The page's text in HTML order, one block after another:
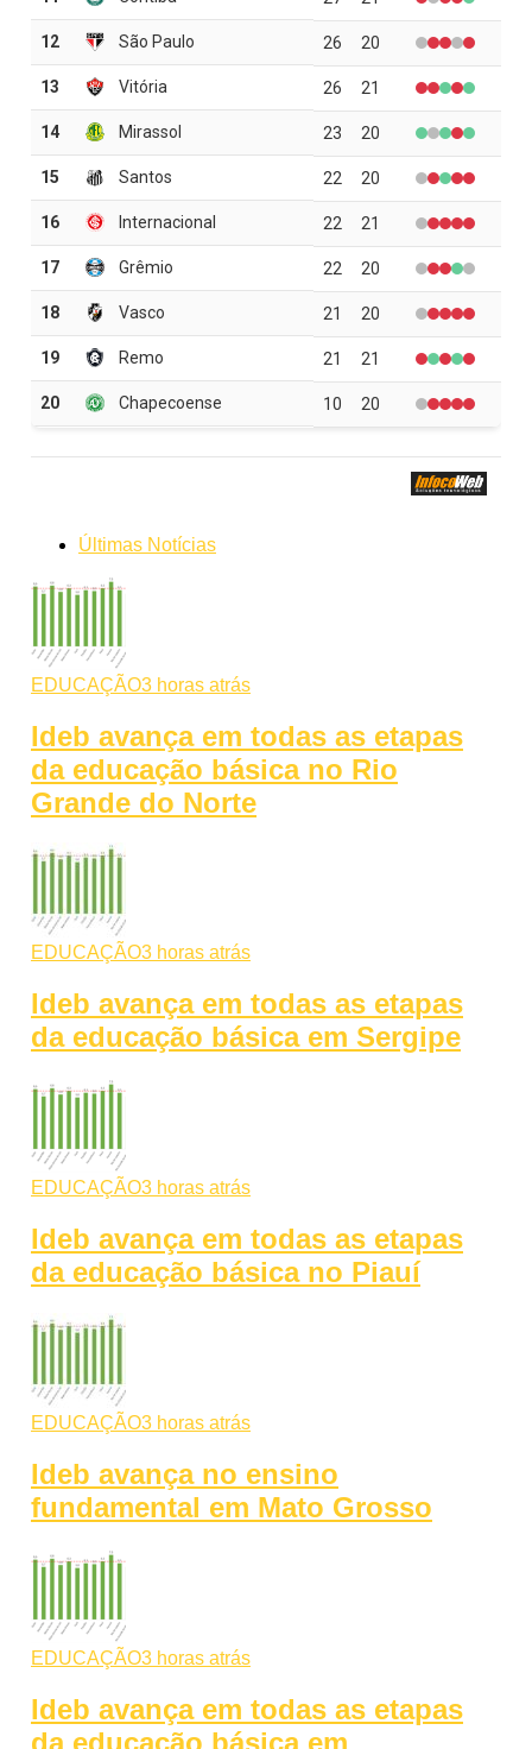
Últimas Notícias
EDUCAÇÃO3 horas atrás
Ideb avança em todas as etapas
da educação básica no Rio
Grande do Norte
EDUCAÇÃO3 horas atrás
Ideb avança em todas as etapas
da educação básica em Sergipe
EDUCAÇÃO3 horas atrás
Ideb avança em todas as etapas
da educação básica no Piauí
EDUCAÇÃO3 horas atrás
Ideb avança no ensino
fundamental em Mato Grosso
EDUCAÇÃO3 horas atrás
Ideb avança em todas as etapas
da educação básica em